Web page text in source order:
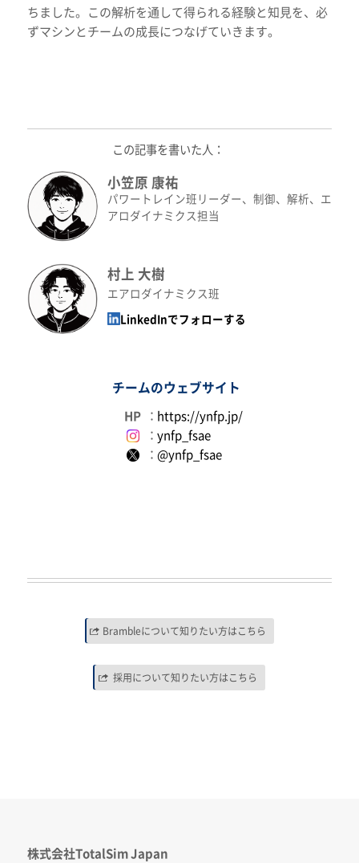
ちました。この解析を通して得られる経験と知見を、必
ずマシンとチームの成長につなげていきます。
この記事を書いた人：
小笠原 康祐
パワートレイン班リーダー、制御、解析、エ
アロダイナミクス担当
村上 大樹
エアロダイナミクス班
LinkedInでフォローする
チームのウェブサイト
HP ： https://ynfp.jp/
：ynfp_fsae
：@ynfp_fsae
Brambleについて知りたい方はこちら
採用について知りたい方はこちら
株式会社TotalSim Japan